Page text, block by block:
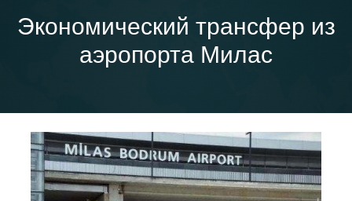
Экономический трансфер из
аэропорта Милас